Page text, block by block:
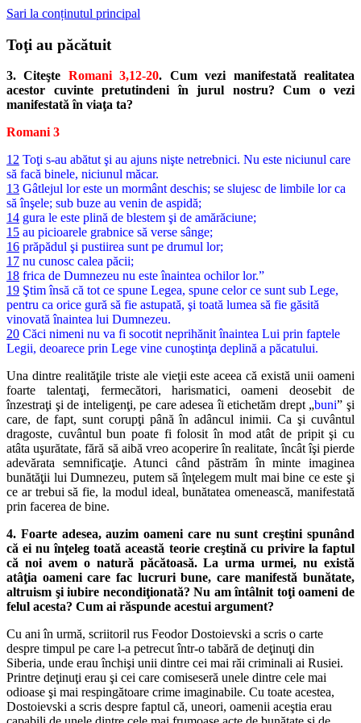
Sari la conținutul principal
Toţi au păcătuit
3. Citeşte Romani 3,12-20. Cum vezi manifestată realitatea
acestor cuvinte pretutindeni în jurul nostru? Cum o vezi
manifestată în viaţa ta?
Romani 3
12 Toţi s-au abătut şi au ajuns nişte netrebnici. Nu este niciunul care
să facă binele, niciunul măcar.
13 Gâtlejul lor este un mormânt deschis; se slujesc de limbile lor ca
să înşele; sub buze au venin de aspidă;
14 gura le este plină de blestem şi de amărăciune;
15 au picioarele grabnice să verse sânge;
16 prăpădul şi pustiirea sunt pe drumul lor;
17 nu cunosc calea păcii;
18 frica de Dumnezeu nu este înaintea ochilor lor.”
19 Ştim însă că tot ce spune Legea, spune celor ce sunt sub Lege,
pentru ca orice gură să fie astupată, şi toată lumea să fie găsită
vinovată înaintea lui Dumnezeu.
20 Căci nimeni nu va fi socotit neprihănit înaintea Lui prin faptele
Legii, deoarece prin Lege vine cunoştinţa deplină a păcatului.
Una dintre realităţile triste ale vieţii este aceea că există unii oameni
foarte talentaţi, fermecători, harismatici, oameni deosebit de
înzestraţi şi de inteligenţi, pe care adesea îi etichetăm drept „buni” şi
care, de fapt, sunt corupţi până în adâncul inimii. Ca şi cuvântul
dragoste, cuvântul bun poate fi folosit în mod atât de pripit şi cu
atâta uşurătate, fără să aibă vreo acoperire în realitate, încât îşi pierde
adevărata semnificaţie. Atunci când păstrăm în minte imaginea
bunătăţii lui Dumnezeu, putem să înţelegem mult mai bine ce este şi
ce ar trebui să fie, la modul ideal, bunătatea omenească, manifestată
prin facerea de bine.
4. Foarte adesea, auzim oameni care nu sunt creştini spunând
că ei nu înţeleg toată această teorie creştină cu privire la faptul
că noi avem o natură păcătoasă. La urma urmei, nu există
atâţia oameni care fac lucruri bune, care manifestă bunătate,
altruism şi iubire necondiţionată? Nu am întâlnit toţi oameni de
felul acesta? Cum ai răspunde acestui argument?
Cu ani în urmă, scriitoril rus Feodor Dostoievski a scris o carte
despre timpul pe care l-a petrecut într-o tabără de deţinuţi din
Siberia, unde erau închişi unii dintre cei mai răi criminali ai Rusiei.
Printre deţinuţi erau şi cei care comiseseră unele dintre cele mai
odioase şi mai respingătoare crime imaginabile. Cu toate acestea,
Dostoievski a scris despre faptul că, uneori, oamenii aceştia erau